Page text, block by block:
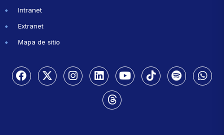
Intranet
Extranet
Mapa de sitio